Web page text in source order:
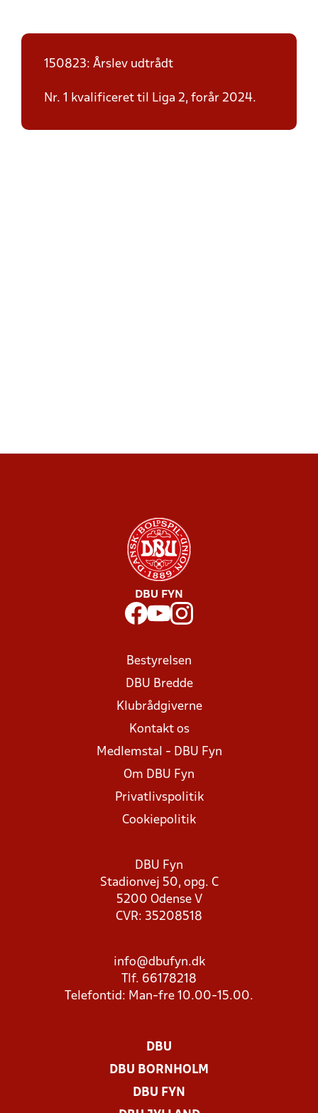
150823: Årslev udtrådt
Nr. 1 kvalificeret til Liga 2, forår 2024.
DBU FYN
Bestyrelsen
DBU Bredde
Klubrådgiverne
Kontakt os
Medlemstal - DBU Fyn
Om DBU Fyn
Privatlivspolitik
Cookiepolitik
DBU Fyn
Stadionvej 50, opg. C
5200 Odense V
CVR: 35208518
info@dbufyn.dk
Tlf. 66178218
Telefontid: Man-fre 10.00-15.00.
DBU
DBU BORNHOLM
DBU FYN